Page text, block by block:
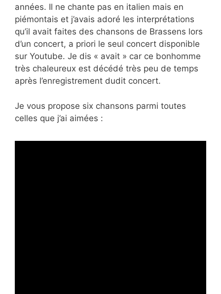
années. Il ne chante pas en italien mais en
piémontais et j’avais adoré les interprétations
qu’il avait faites des chansons de Brassens lors
d’un concert, a priori le seul concert disponible
sur Youtube. Je dis « avait » car ce bonhomme
très chaleureux est décédé très peu de temps
après l’enregistrement dudit concert.
Je vous propose six chansons parmi toutes
celles que j’ai aimées :